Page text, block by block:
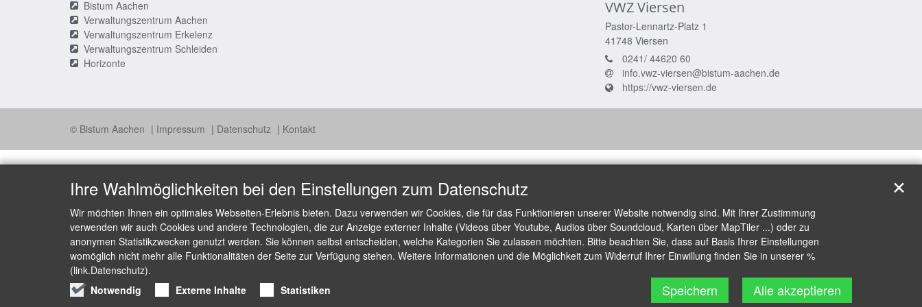
Bistum Aachen
Verwaltungszentrum Aachen
Verwaltungszentrum Erkelenz
Verwaltungszentrum Schleiden
Horizonte
VWZ Viersen
Pastor-Lennartz-Platz 1
41748 Viersen
0241/ 44620 60
info.vwz-viersen@bistum-aachen.de
https://vwz-viersen.de
© Bistum Aachen Impressum Datenschutz Kontakt
Ihre Wahlmöglichkeiten bei den Einstellungen zum Datenschutz
Wir möchten Ihnen ein optimales Webseiten-Erlebnis bieten. Dazu verwenden wir Cookies, die für das Funktionieren unserer Website notwendig sind. Mit Ihrer Zustimmung
verwenden wir auch Cookies und andere Technologien, die zur Anzeige externer Inhalte (Videos über Youtube, Audios über Soundcloud, Karten über MapTiler ...) oder zu
anonymen Statistikzwecken genutzt werden. Sie können selbst entscheiden, welche Kategorien Sie zulassen möchten. Bitte beachten Sie, dass auf Basis Ihrer Einstellungen
womöglich nicht mehr alle Funktionalitäten der Seite zur Verfügung stehen. Weitere Informationen und die Möglichkeit zum Widerruf Ihrer Einwillung finden Sie in unserer %
(link.Datenschutz).
Notwendig
Externe Inhalte Statistiken Speichern Alle akzeptieren
✕